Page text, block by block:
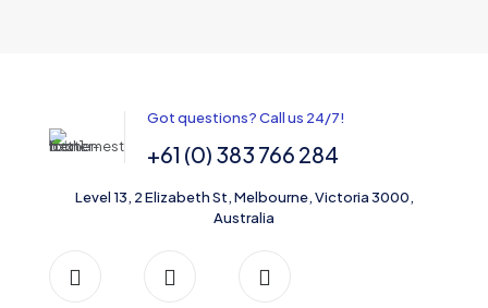
Got questions? Call us 24/7!
+61 (0) 383 766 284
Level 13, 2 Elizabeth St, Melbourne, Victoria 3000,
Australia